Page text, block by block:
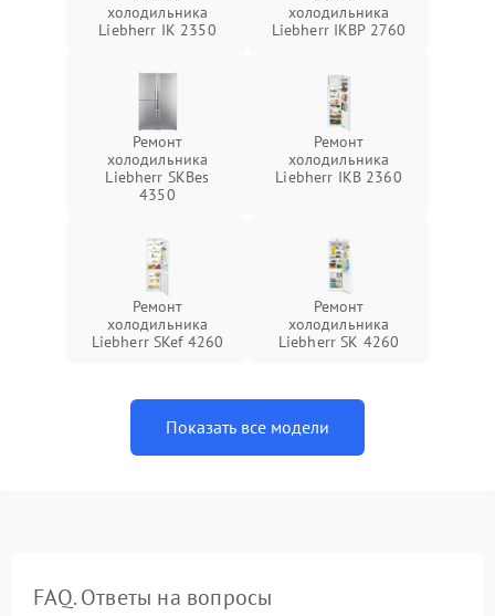
холодильника
Liebherr IK 2350
холодильника
Liebherr IKBP 2760
Ремонт
холодильника
Liebherr SKBes
4350
Ремонт
холодильника
Liebherr IKB 2360
Ремонт
холодильника
Liebherr SKef 4260
Ремонт
холодильника
Liebherr SK 4260
Показать все модели
FAQ. Ответы на вопросы